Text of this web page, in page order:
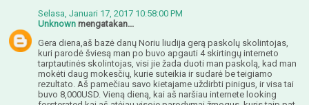
Selasa, Januari 17, 2017 10:58:00 PM
Unknown mengatakan...
Gera diena,aš bazė danų Noriu liudija gerą paskolų skolintojas,
kuri parodė šviesą man po buvo apgauti 4 skirtingų interneto
tarptautinės skolintojas, visi jie žada duoti man paskolą, kad man
mokėti daug mokesčių, kurie suteikia ir sudarė be teigiamo
rezultato. Aš pamečiau savo kietajame uždirbti pinigus, ir visa tai
buvo 8,000USD. Vieną dieną, kai aš naršiau internete looking